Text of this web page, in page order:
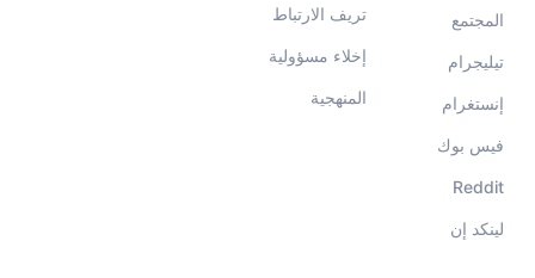
تريف الارتباط
إخلاء مسؤولية
المنهجية
المجتمع
تيليجرام
إنستغرام
فيس بوك
Reddit
لينكد إن